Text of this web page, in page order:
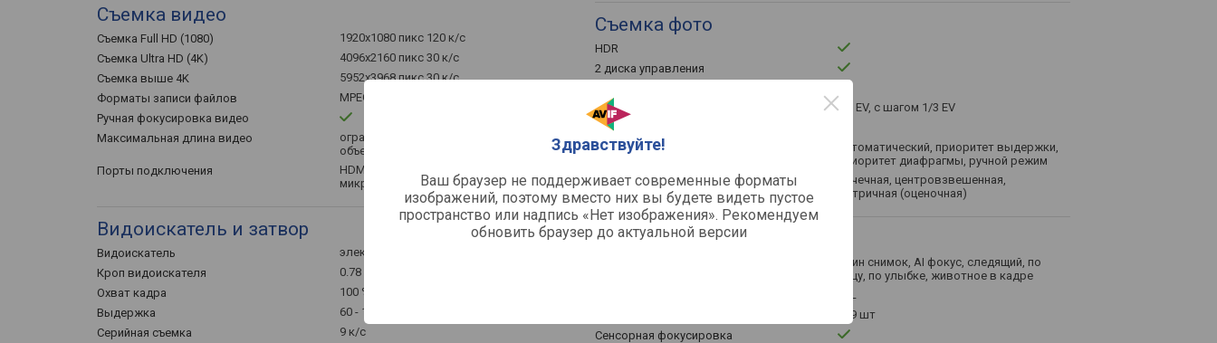
Здравствуйте!
Ваш браузер не поддерживает современные форматы
изображений, поэтому вместо них вы будете видеть пустое
пространство или надпись «Нет изображения». Рекомендуем
обновить браузер до актуальной версии
Съемка видео
Съемка Full HD (1080)
1920x1080 пикс 120 к/с
Съемка Ultra HD (4K)
4096x2160 пикс 30 к/с
Съемка выше 4K
5952x3968 пикс 30 к/с
Форматы записи файлов
MPEG-4, Н.264, Н.265
Ручная фокусировка видео
Максимальная длина видео
ограничена временем, ограничена
объемом памяти
Порты подключения
HDMI, v 2.1, аудиовыход, аудиовход
микрофона
Видоискатель и затвор
Видоискатель
электронный
Кроп видоискателя
0.78 x
Охват кадра
100 %
Выдержка
60 - 1/8000 с
Серийная съемка
9 к/с
Съемка фото
HDR
2 диска управления
Экспокоррекция
± 5 EV, с шагом 1/3 EV
Автобрекетинг
Режимы экспозиции
автоматический, приоритет выдержки,
приоритет диафрагмы, ручной режим
Система замера экспозиции
точечная, центровзвешенная,
матричная (оценочная)
Фокусировка
один снимок, AI фокус, следящий, по
лицу, по улыбке, животное в кадре
TTL
779 шт
Сенсорная фокусировка